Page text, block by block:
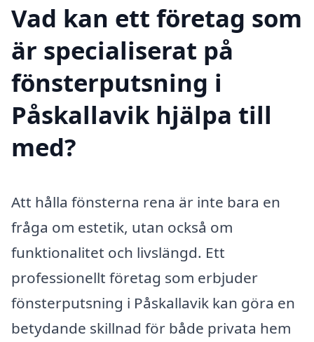
Vad kan ett företag som
är specialiserat på
fönsterputsning i
Påskallavik hjälpa till
med?
Att hålla fönsterna rena är inte bara en
fråga om estetik, utan också om
funktionalitet och livslängd. Ett
professionellt företag som erbjuder
fönsterputsning i Påskallavik kan göra en
betydande skillnad för både privata hem